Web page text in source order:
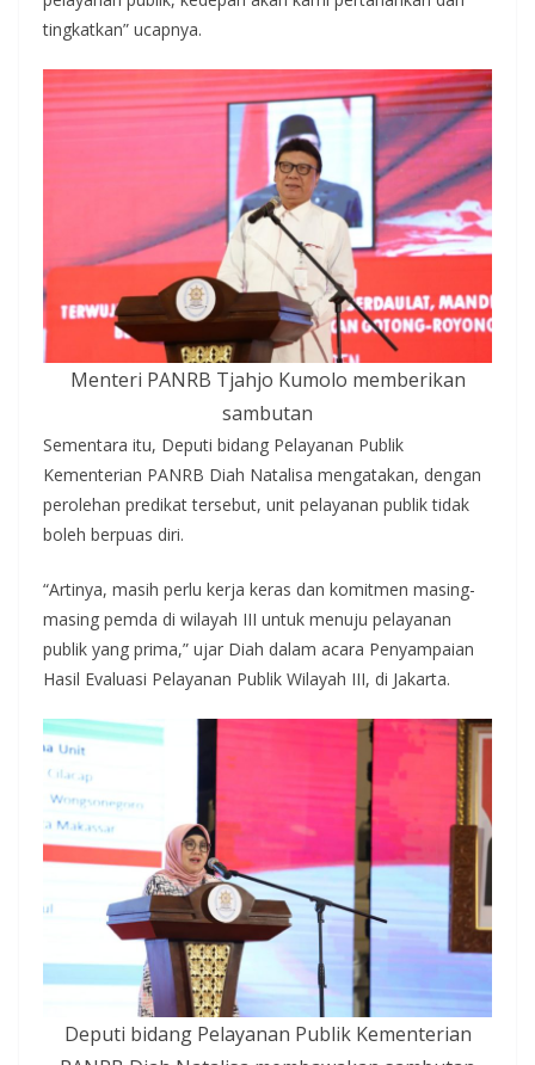
tingkatkan” ucapnya.
Menteri PANRB Tjahjo Kumolo memberikan
sambutan
Sementara itu, Deputi bidang Pelayanan Publik
Kementerian PANRB Diah Natalisa mengatakan, dengan
perolehan predikat tersebut, unit pelayanan publik tidak
boleh berpuas diri.
“Artinya, masih perlu kerja keras dan komitmen masing-
masing pemda di wilayah III untuk menuju pelayanan
publik yang prima,” ujar Diah dalam acara Penyampaian
Hasil Evaluasi Pelayanan Publik Wilayah III, di Jakarta.
Deputi bidang Pelayanan Publik Kementerian